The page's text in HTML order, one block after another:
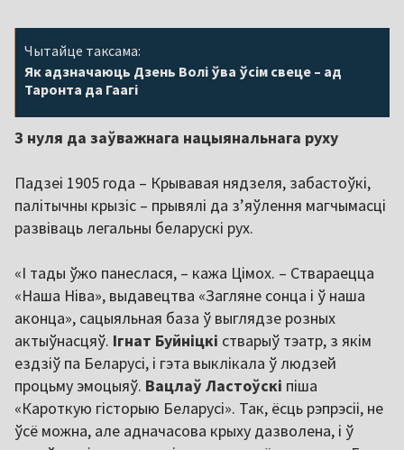
Чытайце таксама:
Як адзначаюць Дзень Волі ўва ўсім свеце – ад
Таронта да Гаагі
З нуля да заўважнага нацыянальнага руху
Падзеі 1905 года – Крывавая нядзеля, забастоўкі,
палітычны крызіс – прывялі да з’яўлення магчымасці
развіваць легальны беларускі рух.
«І тады ўжо панеслася, – кажа Цімох. – Ствараецца
«Наша Ніва», выдавецтва «Загляне сонца і ў наша
аконца», сацыяльная база ў выглядзе розных
актыўнасцяў. Ігнат Буйніцкі стварыў тэатр, з якім
ездзіў па Беларусі, і гэта выклікала ў людзей
процьму эмоцыяў. Вацлаў Ластоўскі піша
«Кароткую гісторыю Беларусі». Так, ёсць рэпрэсіі, не
ўсё можна, але адначасова крыху дазволена, і ў